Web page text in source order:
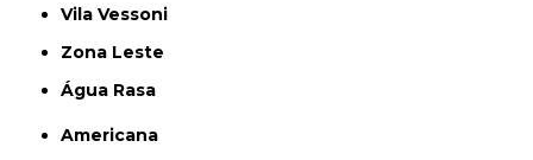
Vila Vessoni
Zona Leste
Água Rasa
Americana